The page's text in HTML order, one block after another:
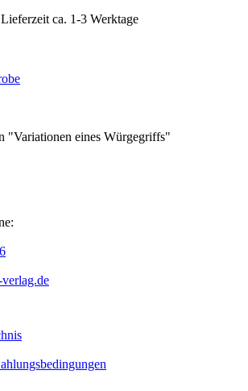
ca. 1-3 Werktage
"Variationen eines Würgegriffs"